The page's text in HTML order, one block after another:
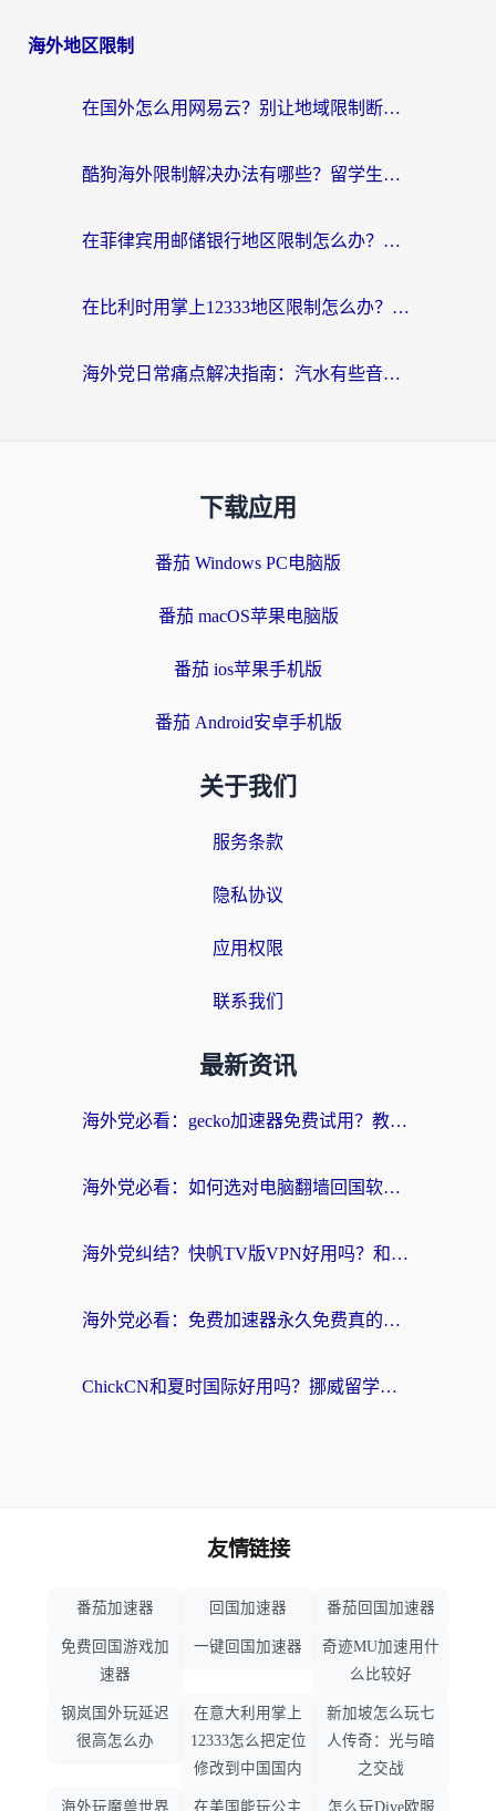
海外地区限制
在国外怎么用网易云？别让地域限制断了你的中文歌单——附听书社交定位解决方案
酷狗海外限制解决办法有哪些？留学生亲测有效的回国加速指南
在菲律宾用邮储银行地区限制怎么办？海外华人必看的回国加速解决方案
在比利时用掌上12333地区限制怎么办？海外华人亲测有效的回国加速方案
海外党日常痛点解决指南：汽水有些音乐在国外无法播放怎么办？
下载应用
番茄 Windows PC电脑版
番茄 macOS苹果电脑版
番茄 ios苹果手机版
番茄 Android安卓手机版
关于我们
服务条款
隐私协议
应用权限
联系我们
最新资讯
海外党必看：gecko加速器免费试用？教你选对回国加速器，无缝刷国内剧玩游戏
海外党必看：如何选对电脑翻墙回国软件，轻松解锁国内资源？
海外党纠结？快帆TV版VPN好用吗？和扇贝手游VPN对比哪个回国效果更好？
海外党必看：免费加速器永久免费真的存在吗？教你选对回国加速器无缝刷国内资源
ChickCN和夏时国际好用吗？挪威留学生亲测3款回国加速器，附穿梭和加速喵对比指南
友情链接
番茄加速器 回国加速器 番茄回国加速器
免费回国游戏加
速器
一键回国加速器
奇迹MU加速用什
么比较好
钢岚国外玩延迟
很高怎么办
在意大利用掌上
12333怎么把定位
修改到中国国内
新加坡怎么玩七
人传奇：光与暗
之交战
海外玩魔兽世界 在美国能玩公主 怎么玩Dive欧服